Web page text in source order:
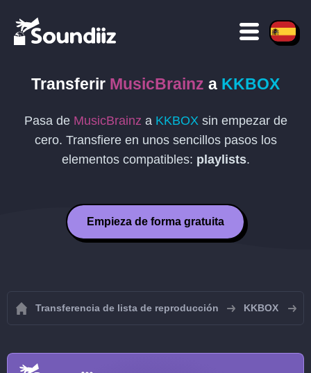
Transferir MusicBrainz a KKBOX
Pasa de MusicBrainz a KKBOXsin empezar de
cero. Transfiere en unos sencillos pasos los
elementos compatibles: playlists.
Empieza de forma gratuita
Transferencia de lista de reproducción KKBOX